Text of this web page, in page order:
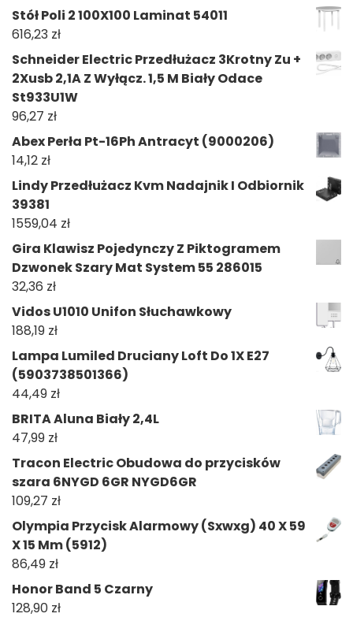
Stół Poli 2 100X100 Laminat 54011
616,23 zł
Schneider Electric Przedłużacz 3Krotny Zu +
2Xusb 2,1A Z Wyłącz. 1,5 M Biały Odace
St933U1W
96,27 zł
Abex Perła Pt-16Ph Antracyt (9000206)
14,12 zł
Lindy Przedłużacz Kvm Nadajnik I Odbiornik
39381
1559,04 zł
Gira Klawisz Pojedynczy Z Piktogramem
Dzwonek Szary Mat System 55 286015
32,36 zł
Vidos U1010 Unifon Słuchawkowy
188,19 zł
Lampa Lumiled Druciany Loft Do 1X E27
(5903738501366)
44,49 zł
BRITA Aluna Biały 2,4L
47,99 zł
Tracon Electric Obudowa do przycisków
szara 6NYGD 6GR NYGD6GR
109,27 zł
Olympia Przycisk Alarmowy (Sxwxg) 40 X 59
X 15 Mm (5912)
86,49 zł
Honor Band 5 Czarny
128,90 zł